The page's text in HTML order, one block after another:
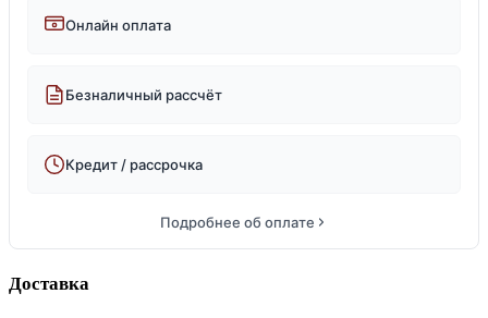
Онлайн оплата
Безналичный рассчёт
Кредит / рассрочка
Подробнее об оплате
Доставка